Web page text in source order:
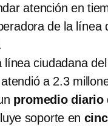
atención en
de la línea
línea ciudadana
a 2.3
promedio diario
soporte en